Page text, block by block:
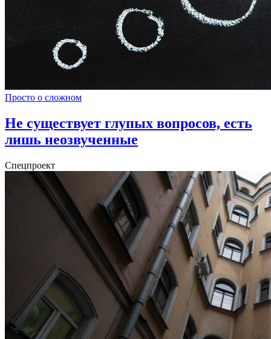
Просто о сложном
Не существует глупых вопросов, есть
лишь неозвученные
Спецпроект